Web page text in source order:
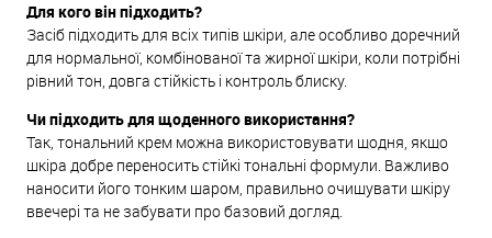
Для кого він підходить?
Засіб підходить для всіх типів шкіри, але особливо доречний
для нормальної, комбінованої та жирної шкіри, коли потрібні
рівний тон, довга стійкість і контроль блиску.
Чи підходить для щоденного використання?
Так, тональний крем можна використовувати щодня, якщо
шкіра добре переносить стійкі тональні формули. Важливо
наносити його тонким шаром, правильно очищувати шкіру
ввечері та не забувати про базовий догляд.